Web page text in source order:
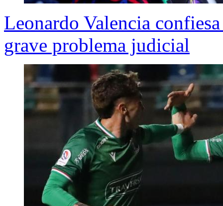
Leonardo Valencia
grave problema judicial